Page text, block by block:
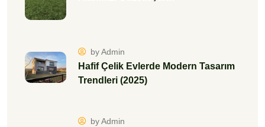
by Admin
Hafif Çelik Evlerde Modern Tasarım
Trendleri (2025)
by Admin